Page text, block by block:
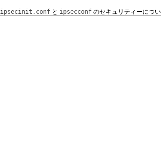
ipsecinit.conf と ipsecconf のセキュリティーについ